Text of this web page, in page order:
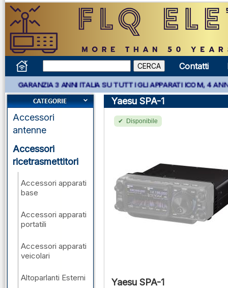
Contatti
3 ANNI ITALIA SU TUTTI GLI APPARATI ICOM, 4 ANNI
Accessori
antenne
Accessori
ricetrasmettitori
Accessori apparati
base
Accessori apparati
portatili
Accessori apparati
veicolari
Altoparlanti Esterni
Yaesu SPA-1
Disponibile
Yaesu SPA-1